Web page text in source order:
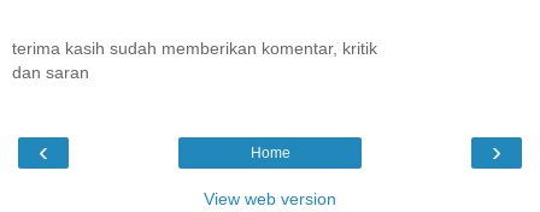
terima kasih sudah memberikan komentar, kritik
dan saran
‹ ›
Home
View web version